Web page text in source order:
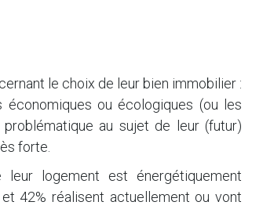
le choix de leur bien immobilier :
ou écologiques (ou les
au sujet de leur (futur)
forte.
logement est énergétiquement
42% réalisent actuellement ou vont